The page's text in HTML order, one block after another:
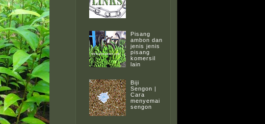
Pisang
ambon dan
jenis jenis
pisang
komersil
lain
Biji
Sengon |
Cara
menyemai
sengon